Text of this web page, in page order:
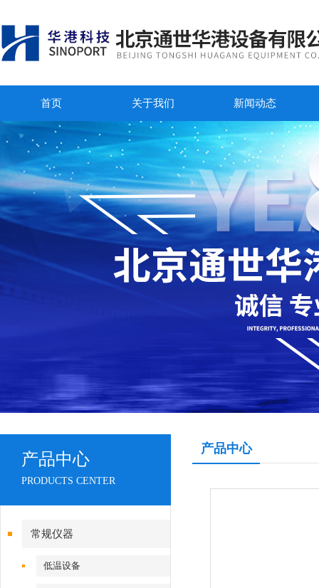
首页 关于我们 新闻动态
产品中心
PRODUCTS CENTER
常规仪器
低温设备
产品中心